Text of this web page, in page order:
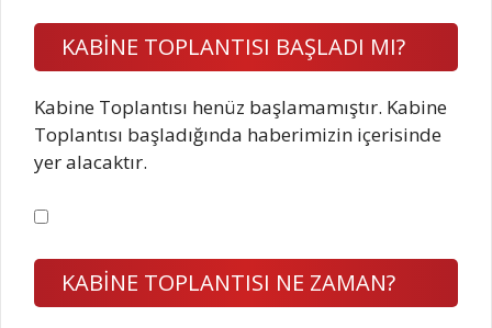
KABİNE TOPLANTISI BAŞLADI MI?
Kabine Toplantısı henüz başlamamıştır. Kabine
Toplantısı başladığında haberimizin içerisinde
yer alacaktır.
KABİNE TOPLANTISI NE ZAMAN?